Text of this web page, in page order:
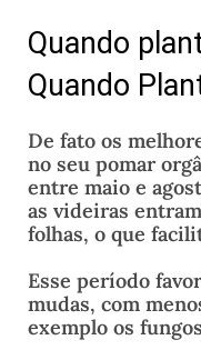
Quando
Quando
De fato os
no seu pomar
entre maio e
as videiras
folhas, o que
Esse período
mudas, com
exemplo os